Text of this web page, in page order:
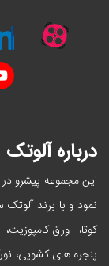
درباره آلوتک
نمود و با برند
کوتا، ورق کامپوزیت
پنجره های کشویی،